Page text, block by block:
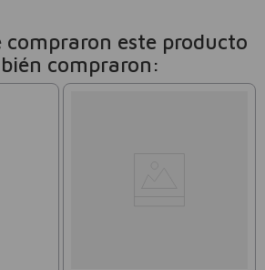
compraron este producto
compraron: